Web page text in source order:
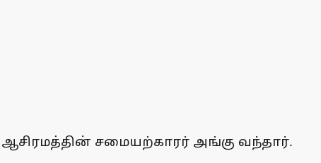
ஆசிரமத்தின் சமையற்காரர் அங்கு வந்தார்.